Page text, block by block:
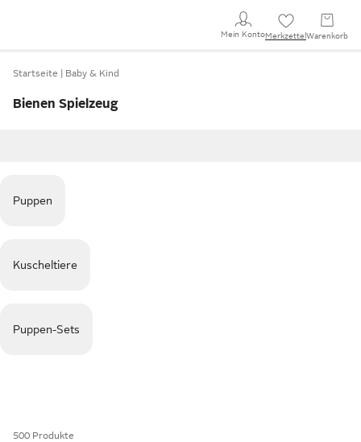
Mein KontoMerkzettel Warenkorb
Startseite Baby & Kind
Bienen Spielzeug
Puppen
Kuscheltiere
Puppen-Sets
500 Produkte